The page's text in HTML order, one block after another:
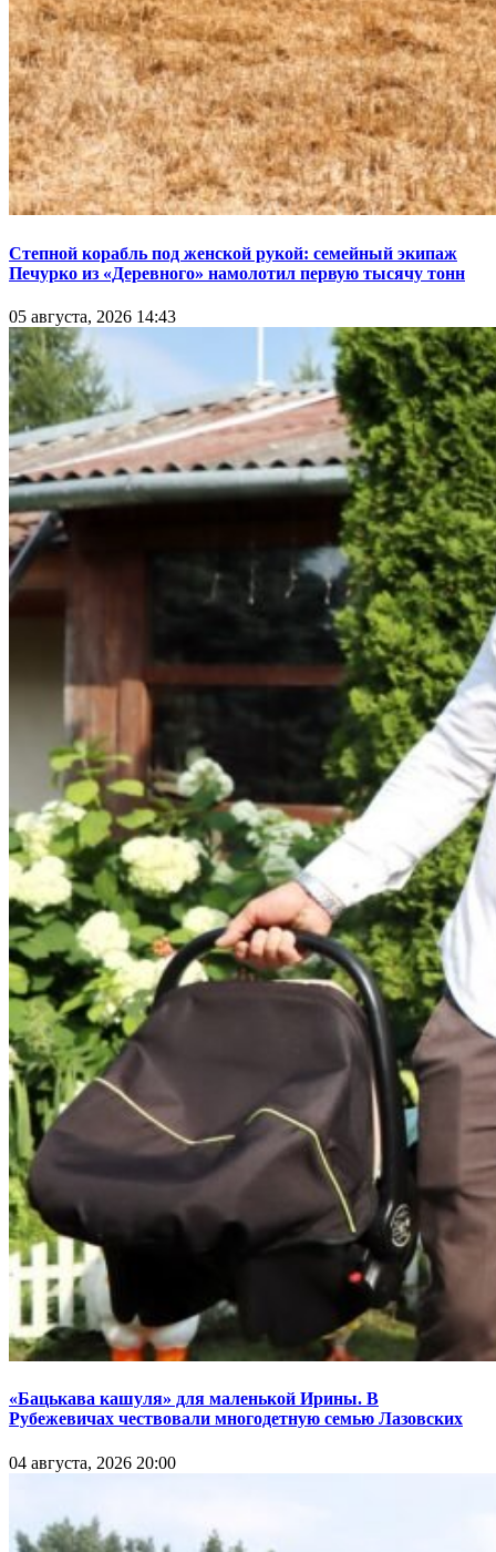
Степной корабль под женской рукой: семейный экипаж
Печурко из «Деревного» намолотил первую тысячу тонн
05 августа, 2026 14:43
«Бацькава кашуля» для маленькой Ирины. В
Рубежевичах чествовали многодетную семью Лазовских
04 августа, 2026 20:00